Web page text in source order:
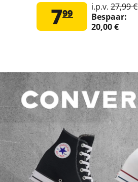
799
i.p.v. 27,99 €
Bespaar:
20,00 €